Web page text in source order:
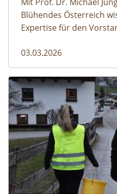
Blühendes Österreich
Expertise für den
03.03.2026
Der steile Weg in die